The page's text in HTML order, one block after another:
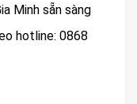
Minh sẵn sàng
hotline: 0868